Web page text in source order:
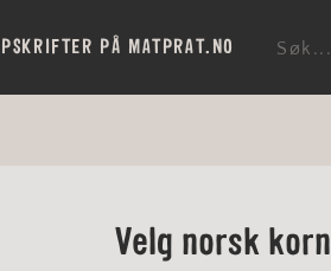
PÅ MATPRAT.NO
Velg norsk korn